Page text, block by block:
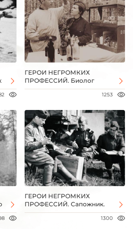
ГЕРОИ НЕГРОМКИХ
ПРОФЕССИЙ. Биолог
1253
ГЕРОИ НЕГРОМКИХ
ПРОФЕССИЙ. Сапожник.
1300